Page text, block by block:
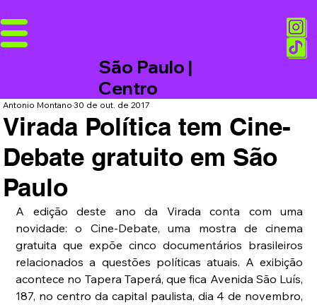
São Paulo |
Centro
Virada Política tem Cine-
Debate gratuito em São
Paulo
Antonio Montano30 de out. de 2017
A edição deste ano da Virada conta com uma
novidade: o Cine-Debate, uma mostra de cinema
gratuita que expõe cinco documentários brasileiros
relacionados a questões políticas atuais. A exibição
acontece no Tapera Taperá, que fica Avenida São Luís,
187, no centro da capital paulista, dia 4 de novembro,